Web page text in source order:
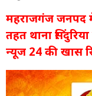
महराजगंज जनपद
तहत थाना
न्यूज 24 की खास